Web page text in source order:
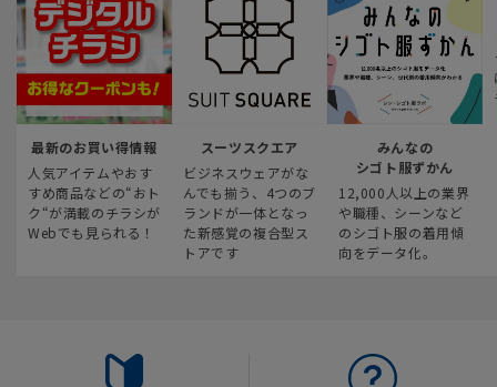
最新のお買い得情報
人気アイテムやおす
すめ商品などの“おト
ク“が満載のチラシが
Webでも見られる！
スーツスクエア
ビジネスウェアがな
んでも揃う、4つのブ
ランドが一体となっ
た新感覚の複合型ス
トアです
みんなの
シゴト服ずかん
12,000人以上の業界
や職種、シーンなど
のシゴト服の着用傾
向をデータ化。